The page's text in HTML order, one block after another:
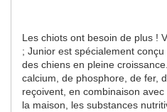
Les chiots ont besoin de plus !
; Junior est spécialement
des chiens en pleine
calcium, de phosphore, de fer,
reçoivent, en combinaison
la maison, les substances